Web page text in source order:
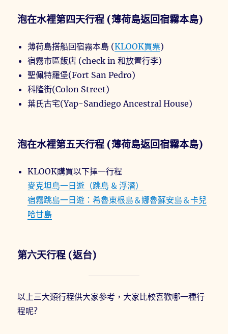
泡在水裡第四天行程 (薄荷島返回宿霧本島)
薄荷島搭船回宿霧本島 (KLOOK買票)
宿霧市區飯店 (check in 和放置行李)
聖佩特羅堡(Fort San Pedro)
科隆街(Colon Street)
葉氏古宅(Yap-Sandiego Ancestral House)
泡在水裡第五天行程 (薄荷島返回宿霧本島)
KLOOK購買以下擇一行程
麥克坦島一日遊（跳島 & 浮潛）
宿霧跳島一日遊：希魯東根島＆娜魯蘇安島＆卡兒
哈甘島
第六天行程 (返台)
以上三大類行程供大家參考，大家比較喜歡哪一種行
程呢?